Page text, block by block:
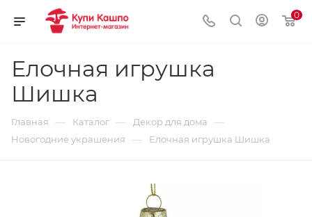
0
Елочная игрушка
Шишка
Главная — Каталог — Декор для дома —
Новогодние украшения — Елочная игрушка Шишка